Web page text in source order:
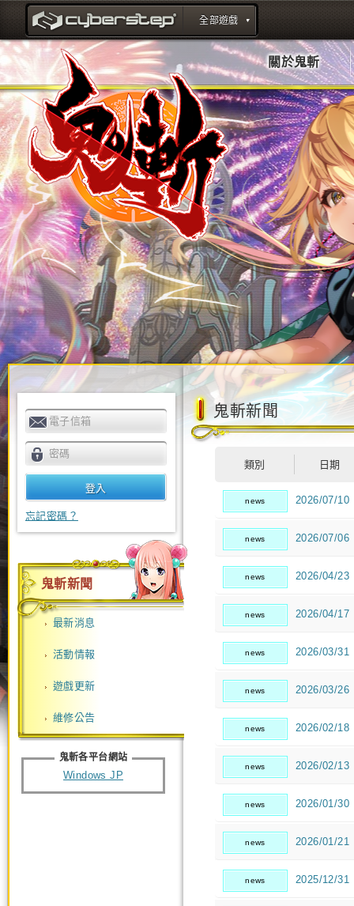
title : CyberStep官方網站
全部遊戲
關於鬼斬
電子信箱
密碼
忘記密碼？
鬼斬新聞
最新消息
活動情報
遊戲更新
維修公告
鬼斬各平台網站
Windows JP
鬼斬新聞
類別 日期
news 2026/07/10
news 2026/07/06
news 2026/04/23
news 2026/04/17
news 2026/03/31
news 2026/03/26
news 2026/02/18
news 2026/02/13
news 2026/01/30
news 2026/01/21
news 2025/12/31